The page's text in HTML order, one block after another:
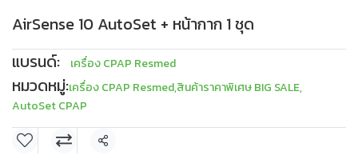
AirSense 10 AutoSet + หน้ากาก 1 ชุด
แบรนด์:
เครื่อง CPAP Resmed
หมวดหมู่:เครื่อง CPAP Resmed,สินค้าราคาพิเศษ BIG SALE,
AutoSet CPAP
แชร์